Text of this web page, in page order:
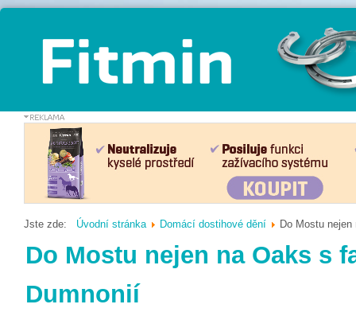
Jste zde: Úvodní stránka Domácí dostihové dění Do Mostu
Do Mostu nejen na Oaks s
Dumnonií